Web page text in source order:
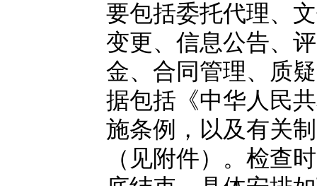
要包括委托代理、
变更、信息公告、
金、合同管理、质
据包括《中华人民
施条例，以及有关
（见附件）。检查